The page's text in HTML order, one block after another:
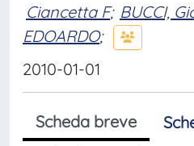
Ciancetta F; BUCCI,
EDOARDO;
2010-01-01
Scheda breve